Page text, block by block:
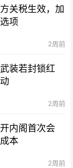
关税生效，加
项
2周前
装若封锁红
2周前
内阁首次会
本
2周前